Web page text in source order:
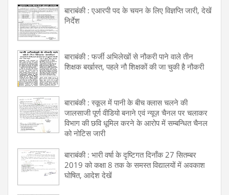
बाराबंकी : एआरपी पद के चयन के लिए विज्ञप्ति जारी, देखें
निर्देश
बाराबंकी : फर्जी अभिलेखों से नौकरी पाने वाले तीन
शिक्षक बर्खास्त, पहले नौ शिक्षकों की जा चुकी है नौकरी
बाराबंकी : स्कूल में पानी के बीच क्लास चलने की
जालसाजी पूर्ण वीडियो बनाने एवं न्यूज़ चैनल पर चलाकर
विभाग की छवि धूमिल करने के आरोप में सम्बन्धित चैनल
को नोटिस जारी
बाराबंकी : भारी वर्षा के दृष्टिगत दिनाँक 27 सितम्बर
2019 को कक्षा 8 तक के समस्त विद्यालयों में अवकाश
घोषित, आदेश देखें